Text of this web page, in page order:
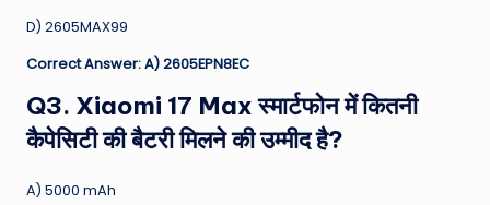
D) 2605MAX99
Correct Answer: A) 2605EPN8EC
Q3. Xiaomi 17 Max स्मार्टफोन में कितनी
कैपेसिटी की बैटरी मिलने की उम्मीद है?
A) 5000 mAh